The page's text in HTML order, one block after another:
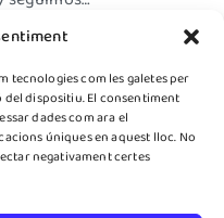
tecnologies com les galetes per
dispositiu. El consentiment
dades com ara el
úniques en aquest lloc. No
negativament certes
condiciones…está
funcional no generará